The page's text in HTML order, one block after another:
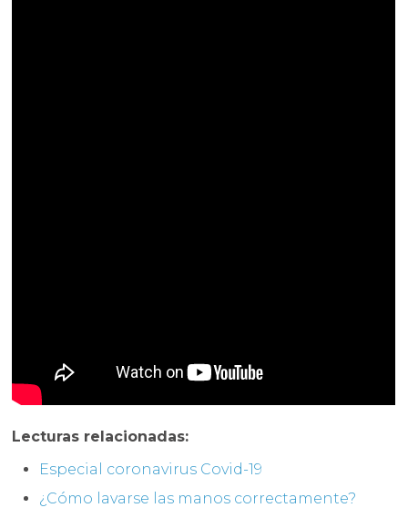
Lecturas relacionadas:
Especial coronavirus Covid-19
¿Cómo lavarse las manos correctamente?